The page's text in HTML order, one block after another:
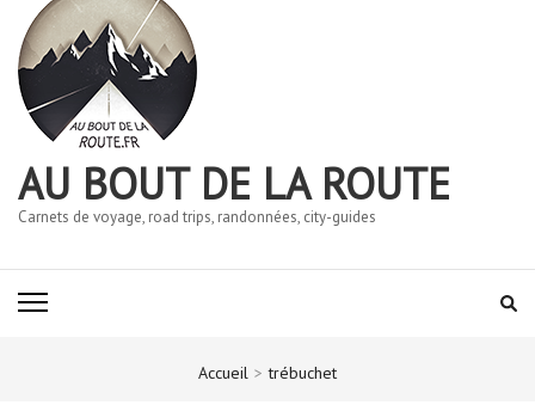
AU BOUT DE LA ROUTE
Carnets de voyage, road trips, randonnées, city-guides
Accueil > trébuchet